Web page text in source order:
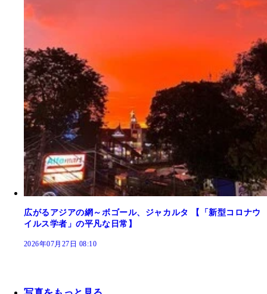
広がるアジアの網～ボゴール、ジャカルタ 【「新型コロナウ
イルス学者」の平凡な日常】
2026年07月27日 08:10